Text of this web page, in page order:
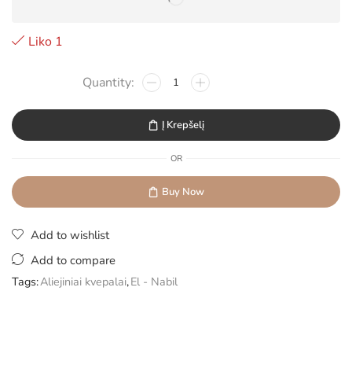
Liko 1
Į Krepšelį
OR
Buy Now
Add to wishlist
Add to compare
Tags:Aliejiniai kvepalai,El - Nabil